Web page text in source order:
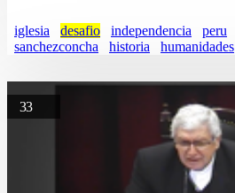
iglesia desafio independencia peru
sanchezconcha
historia humanidades
33